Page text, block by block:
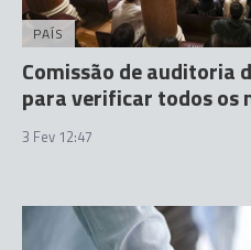
PAÍS
Comissão de auditoria
para verificar todos os
3 Fev 12:47